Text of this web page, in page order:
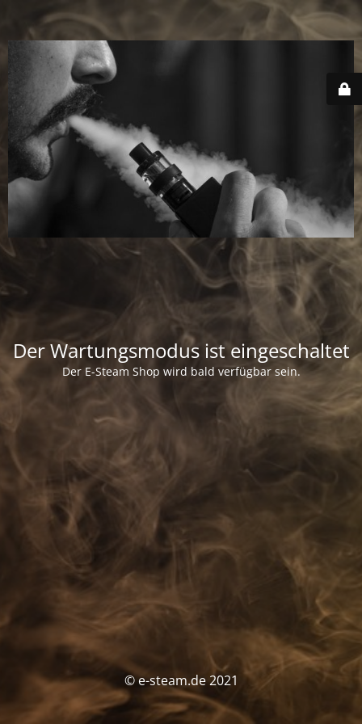
Der Wartungsmodus ist eingeschaltet
Der E-Steam Shop wird bald verfügbar sein.
© e-steam.de 2021